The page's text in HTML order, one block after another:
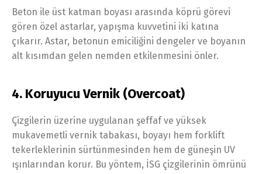
Beton ile üst katman boyası arasında köprü görevi
gören özel astarlar, yapışma kuvvetini iki katına
çıkarır. Astar, betonun emiciliğini dengeler ve boyanın
alt kısımdan gelen nemden etkilenmesini önler.
4. Koruyucu Vernik (Overcoat)
Çizgilerin üzerine uygulanan şeffaf ve yüksek
mukavemetli vernik tabakası, boyayı hem forklift
tekerleklerinin sürtünmesinden hem de güneşin UV
ışınlarından korur. Bu yöntem, İSG çizgilerinin ömrünü